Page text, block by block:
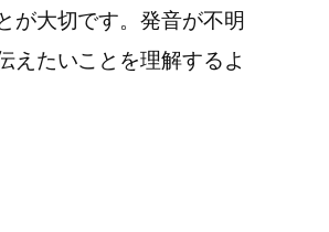
が大切です。発音が不明
えたいことを理解するよ